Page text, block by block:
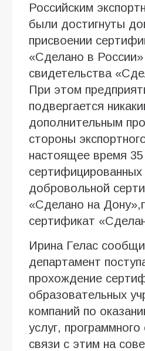
Российским
были достигнуты
присвоении
«Сделано в России»
свидетельства
При этом
подвергается
дополнительным
стороны
настоящее время
сертифицированных
добровольной
«Сделано на
сертификат
Ирина Гелас
департамент
прохождение
образовательных
компаний по
услуг,
связи с этим на